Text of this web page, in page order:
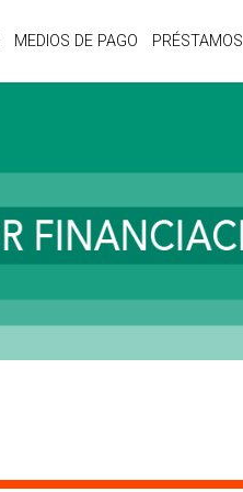
MEDIOS DE PAGO PRÉSTAMOS